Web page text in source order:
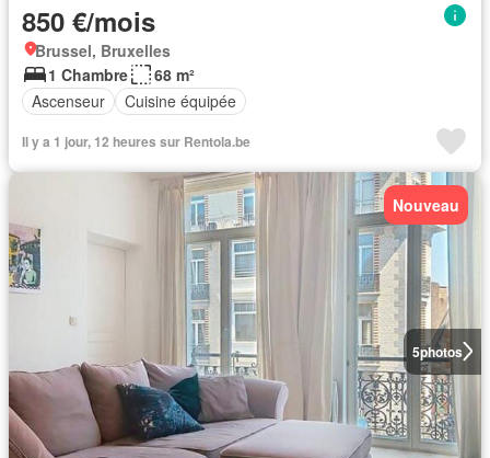
850 €/mois
Brussel, Bruxelles
1 Chambre
68 m²
Ascenseur
Cuisine équipée
Il y a 1 jour, 12 heures sur Rentola.be
5photos
Nouveau